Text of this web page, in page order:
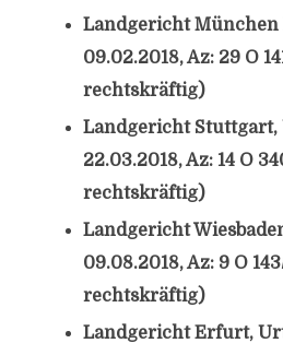
Landgericht München
09.02.2018, Az: 29 O
rechtskräftig)
Landgericht Stuttgart,
22.03.2018, Az: 14 O
rechtskräftig)
Landgericht
09.08.2018, Az: 9 O
rechtskräftig)
Landgericht Erfurt,